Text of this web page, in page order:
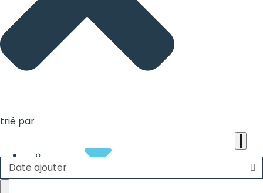
heart
the
agenda
trié par
Date ajouter